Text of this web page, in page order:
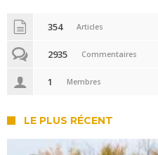
354 Articles
2935 Commentaires
1 Membres
LE PLUS RÉCENT